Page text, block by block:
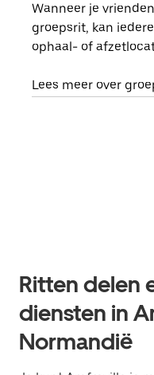
Wanneer je
groepsrit, kan
ophaal- of
Lees meer over
Ritten delen
diensten in
Normandië